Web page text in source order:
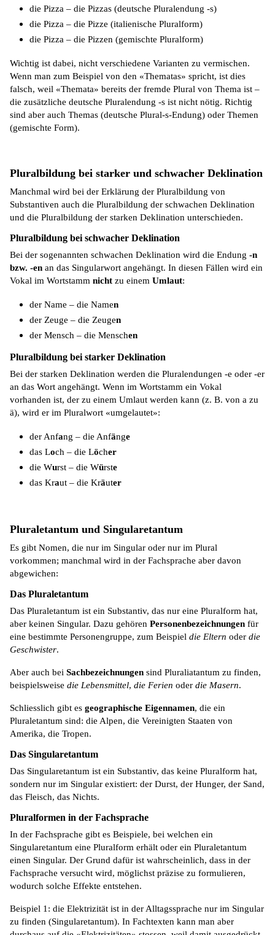
die Pizza – die Pizzas (deutsche Pluralendung -s)
die Pizza – diePizze (italienische Pluralform)
die Pizza – die Pizzen (gemischte Pluralform)
Wichtig ist dabei, nicht verschiedene Varianten zu vermischen.
Wenn man zum Beispiel von den «Thematas» spricht, ist dies
falsch, weil «Themata» bereits der fremde Plural von Thema ist –
die zusätzliche deutsche Pluralendung -s ist nicht nötig. Richtig
sind aber auch Themas (deutsche Plural-s-Endung) oder Themen
(gemischte Form).
Pluralbildung bei starker und schwacher Deklination
Manchmal wird bei der Erklärung der Pluralbildung von
Substantiven auch die Pluralbildung der schwachen Deklination
und die Pluralbildung der starken Deklination unterschieden.
Pluralbildung bei schwacher Deklination
Bei der sogenannten schwachen Deklination wird die Endung-n
bzw. -en an das Singularwort angehängt. In diesen Fällen wird ein
Vokal im Wortstammnicht zu einemUmlaut:
der Name – die Namen
der Zeuge – die Zeugen
der Mensch – die Menschen
Pluralbildung bei starker Deklination
Bei der starken Deklination werden die Pluralendungen -e oder -er
an das Wort angehängt. Wenn im Wortstamm ein Vokal
vorhanden ist, der zu einem Umlaut werden kann (z. B. von a zu
ä), wird er im Pluralwort «umgelautet»:
der Anfang – die Anfänge
das Loch – die Löcher
die Wurst – die Würste
das Kraut – die Kräuter
Pluraletantum und Singularetantum
Es gibt Nomen, die nur im Singular oder nur im Plural
vorkommen; manchmal wird in der Fachsprache aber davon
abgewichen:
Das Pluraletantum
Das Pluraletantum ist ein Substantiv, das nur eine Pluralform hat,
aber keinen Singular. Dazu gehörenPersonenbezeichnungen für
eine bestimmte Personengruppe, zum Beispieldie Eltern oderdie
Geschwister.
Aber auch beiSachbezeichnungen sindPluraliatantum zu finden,
beispielsweisedie Lebensmittel,die Ferien oderdie Masern.
Schliesslich gibt esgeographische Eigennamen, die ein
Pluraletantum sind: die Alpen, die Vereinigten Staaten von
Amerika, die Tropen.
Das Singularetantum
Das Singularetantum ist ein Substantiv, das keine Pluralform hat,
sondern nur im Singular existiert: der Durst, der Hunger, der Sand,
das Fleisch, das Nichts.
Pluralformen in der Fachsprache
In der Fachsprache gibt es Beispiele, bei welchen ein
Singularetantum eine Pluralform erhält oder ein Pluraletantum
einen Singular. Der Grund dafür ist wahrscheinlich, dass in der
Fachsprache versucht wird, möglichst präzise zu formulieren,
wodurch solche Effekte entstehen.
Beispiel 1: die Elektrizität ist in der Alltagssprache nur im Singular
zu finden (Singularetantum). In Fachtexten kann man aber